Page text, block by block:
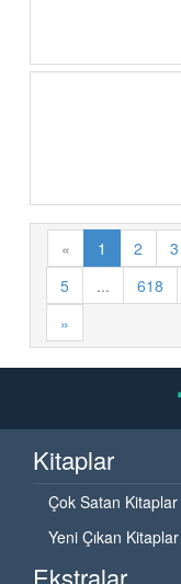
« 1 2 3
5
... 618
»
Kitaplar
Çok Satan Kitaplar
Yeni Çıkan Kitaplar
Ekstralar